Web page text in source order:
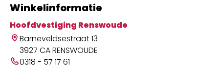
Winkelinformatie
Hoofdvestiging Renswoude
Barneveldsestraat 13
3927 CA RENSWOUDE
0318 - 57 17 61